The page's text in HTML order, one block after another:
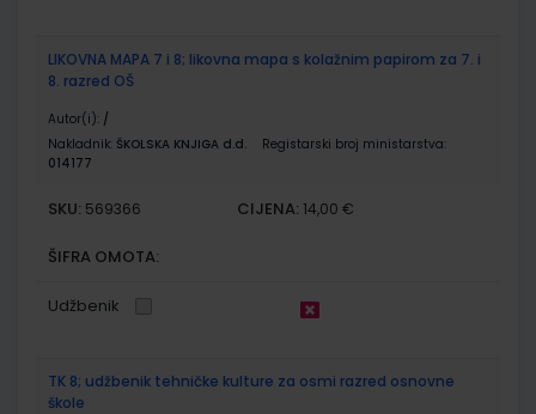
LIKOVNA MAPA 7 i 8; likovna mapa s kolažnim papirom za 7. i
8. razred OŠ
Autor(i): /
Nakladnik: ŠKOLSKA KNJIGA d.d.
Registarski broj ministarstva:
014177
SKU: 569366 CIJENA: 14,00 €
ŠIFRA OMOTA:
Udžbenik
TK 8; udžbenik tehničke kulture za osmi razred osnovne
škole